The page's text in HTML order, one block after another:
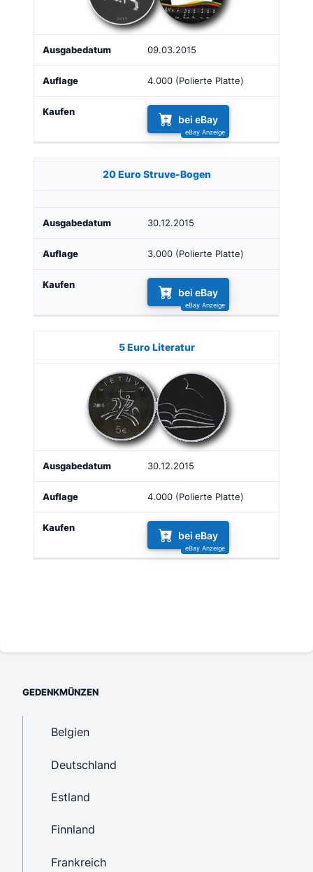
09.03.2015
4.000 (Polierte Platte)
bei eBay
20 Euro Struve-Bogen
30.12.2015
3.000 (Polierte Platte)
bei eBay
5 Euro Literatur
30.12.2015
4.000 (Polierte Platte)
bei eBay
GEDENKMÜNZEN
Belgien
Deutschland
Estland
Finnland
Frankreich